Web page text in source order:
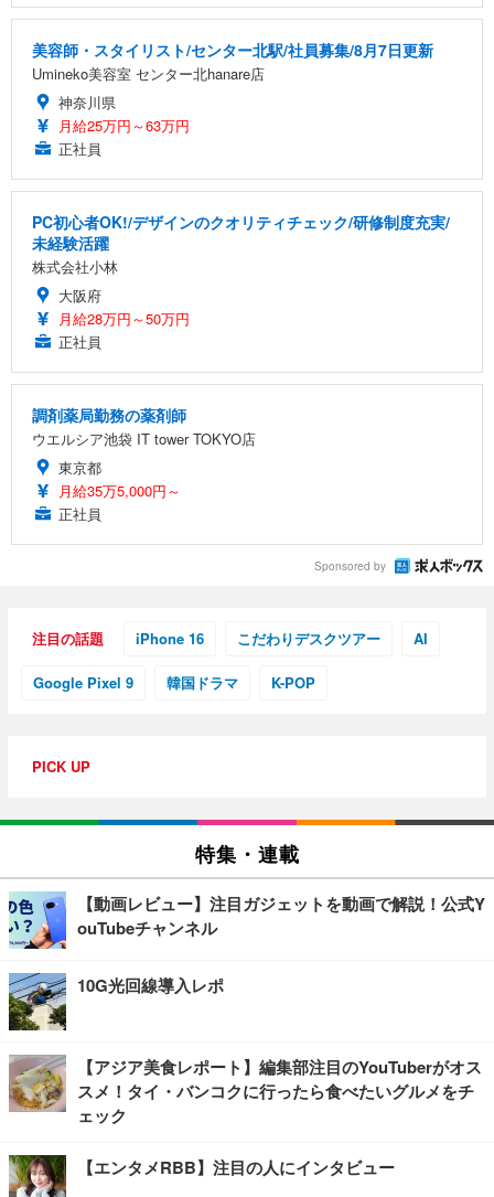
美容師・スタイリスト/センター北駅/社員募集/8月7日更新
Umineko美容室 センター北hanare店
神奈川県
月給25万円～63万円
正社員
PC初心者OK!/デザインのクオリティチェック/研修制度充実/
未経験活躍
株式会社小林
大阪府
月給28万円～50万円
正社員
調剤薬局勤務の薬剤師
ウエルシア池袋 IT tower TOKYO店
東京都
月給35万5,000円～
正社員
Sponsored by
注目の話題 iPhone 16 こだわりデスクツアー AI
Google Pixel 9 韓国ドラマ K-POP
PICK UP
特集・連載
【動画レビュー】注目ガジェットを動画で解説！公式Y
ouTubeチャンネル
10G光回線導入レポ
【アジア美食レポート】編集部注目のYouTuberがオス
スメ！タイ・バンコクに行ったら食べたいグルメをチ
ェック
【エンタメRBB】注目の人にインタビュー